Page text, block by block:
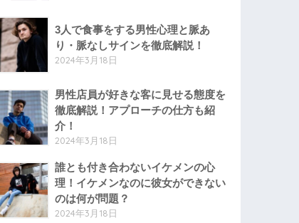
3人で食事をする男性心理と脈あ
り・脈なしサインを徹底解説！
2024年3月18日
男性店員が好きな客に見せる態度を
徹底解説！アプローチの仕方も紹
介！
2024年3月18日
誰とも付き合わないイケメンの心
理！イケメンなのに彼女ができない
のは何が問題？
2024年3月18日